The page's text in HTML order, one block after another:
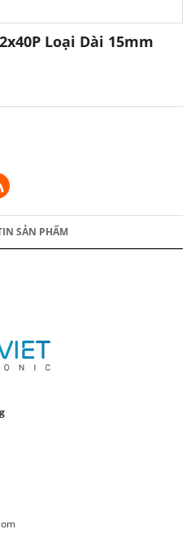
Loại Dài 15mm
SẢN PHẨM